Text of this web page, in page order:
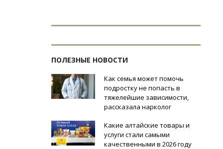
ПОЛЕЗНЫЕ НОВОСТИ
Как семья может помочь
подростку не попасть в
тяжелейшие зависимости,
рассказала нарколог
Какие алтайские товары и
услуги стали самыми
качественными в 2026 году